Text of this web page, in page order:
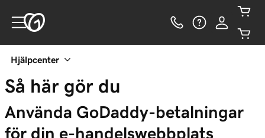
Hjälpcenter
Så här gör du
Använda GoDaddy-betalningar
för din e-handelswebbplats